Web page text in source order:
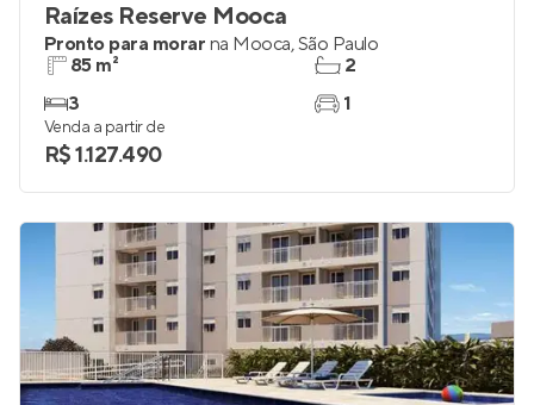
Raízes Reserve Mooca
Pronto para morar na Mooca,São Paulo
85 m²
3
2
1
Venda a partir de
R$ 1.127.490